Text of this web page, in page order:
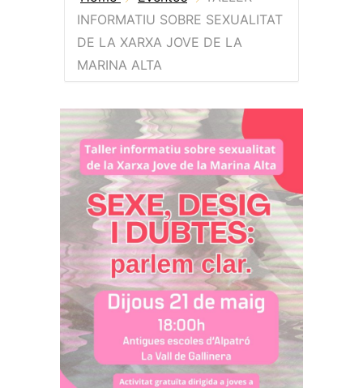
INFORMATIU SOBRE SEXUALITAT
DE LA XARXA JOVE DE LA
MARINA ALTA